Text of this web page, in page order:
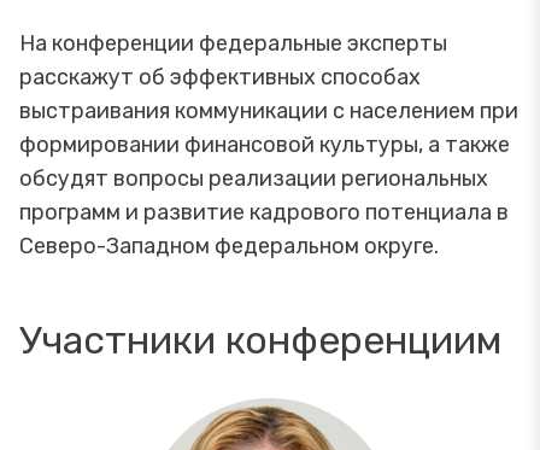
На конференции федеральные эксперты
расскажут об эффективных способах
выстраивания коммуникации с населением при
формировании финансовой культуры, а также
обсудят вопросы реализации региональных
программ и развитие кадрового потенциала в
Северо-Западном федеральном округе.
Участники конференциим